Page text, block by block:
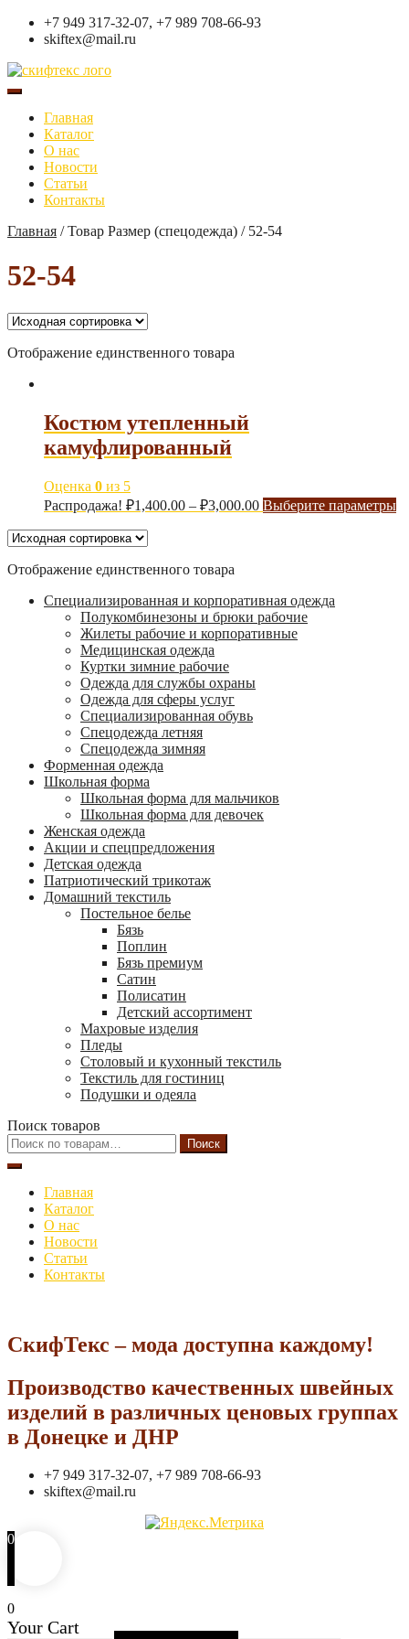
+7 949 317-32-07, +7 989 708-66-93
skiftex@mail.ru
Главная
Каталог
О нас
Новости
Статьи
Контакты
Главная /Товар Размер (спецодежда) / 52-54
52-54
Отображение единственного товара
Костюм утепленный
камуфлированный
Оценка 0 из 5
Распродажа! ₽1,400.00 – ₽3,000.00 Выберите параметры
Отображение единственного товара
Специализированная и корпоративная одежда
Полукомбинезоны и брюки рабочие
Жилеты рабочие и корпоративные
Медицинская одежда
Куртки зимние рабочие
Одежда для службы охраны
Одежда для сферы услуг
Специализированная обувь
Спецодежда летняя
Спецодежда зимняя
Форменная одежда
Школьная форма
Школьная форма для мальчиков
Школьная форма для девочек
Женская одежда
Акции и спецпредложения
Детская одежда
Патриотический трикотаж
Домашний текстиль
Постельное белье
Бязь
Поплин
Бязь премиум
Сатин
Полисатин
Детский ассортимент
Махровые изделия
Пледы
Столовый и кухонный текстиль
Текстиль для гостиниц
Подушки и одеяла
Поиск товаров
Искать:
Поиск
Главная
Каталог
О нас
Новости
Статьи
Контакты
СкифТекс – мода доступна каждому!
Производство качественных швейных
изделий в различных ценовых группах
в Донецке и ДНР
+7 949 317-32-07, +7 989 708-66-93
skiftex@mail.ru
0
0
Your Cart